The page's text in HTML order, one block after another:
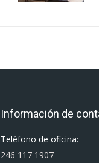
Información de
Teléfono de oficina:
246 117 1907